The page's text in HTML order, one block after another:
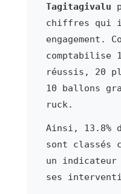
Tagitagivalu
chiffres qui
engagement.
comptabilise
réussis, 20
10 ballons
ruck.
Ainsi, 13.8%
sont classés
un indicateur
ses